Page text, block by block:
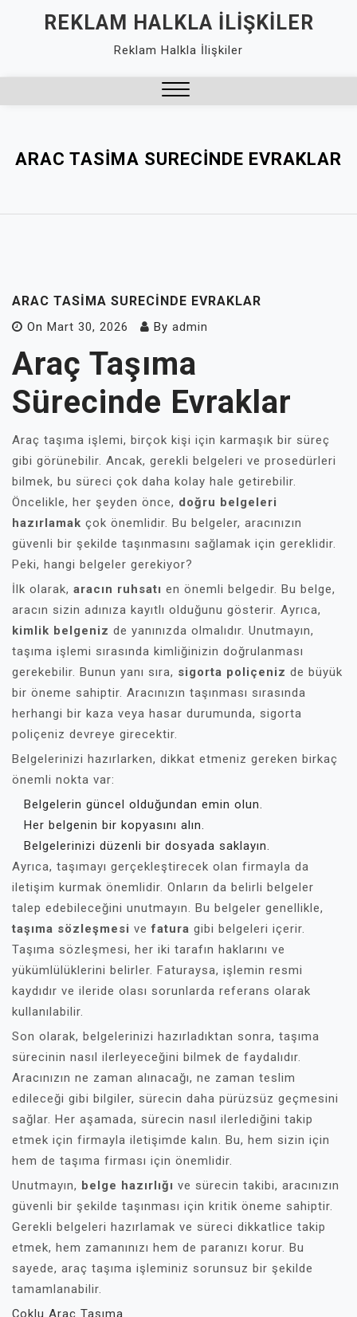
REKLAM HALKLA İLIŞKILER
Reklam Halkla İlişkiler
ARAC TASIMA SURECINDE EVRAKLAR
ARAC TASIMA SURECINDE EVRAKLAR
On Mart 30, 2026 By admin
Araç Taşıma
Sürecinde Evraklar
Araç taşıma işlemi, birçok kişi için karmaşık bir süreç
gibi görünebilir. Ancak, gerekli belgeleri ve prosedürleri
bilmek, bu süreci çok daha kolay hale getirebilir.
Öncelikle, her şeyden önce, doğru belgeleri
hazırlamak çok önemlidir. Bu belgeler, aracınızın
güvenli bir şekilde taşınmasını sağlamak için gereklidir.
Peki, hangi belgeler gerekiyor?
İlk olarak, aracın ruhsatı en önemli belgedir. Bu belge,
aracın sizin adınıza kayıtlı olduğunu gösterir. Ayrıca,
kimlik belgeniz de yanınızda olmalıdır. Unutmayın,
taşıma işlemi sırasında kimliğinizin doğrulanması
gerekebilir. Bunun yanı sıra, sigorta poliçeniz de büyük
bir öneme sahiptir. Aracınızın taşınması sırasında
herhangi bir kaza veya hasar durumunda, sigorta
poliçeniz devreye girecektir.
Belgelerinizi hazırlarken, dikkat etmeniz gereken birkaç
önemli nokta var:
Belgelerin güncel olduğundan emin olun.
Her belgenin bir kopyasını alın.
Belgelerinizi düzenli bir dosyada saklayın.
Ayrıca, taşımayı gerçekleştirecek olan firmayla da
iletişim kurmak önemlidir. Onların da belirli belgeler
talep edebileceğini unutmayın. Bu belgeler genellikle,
taşıma sözleşmesi vefatura gibi belgeleri içerir.
Taşıma sözleşmesi, her iki tarafın haklarını ve
yükümlülüklerini belirler. Faturaysa, işlemin resmi
kaydıdır ve ileride olası sorunlarda referans olarak
kullanılabilir.
Son olarak, belgelerinizi hazırladıktan sonra, taşıma
sürecinin nasıl ilerleyeceğini bilmek de faydalıdır.
Aracınızın ne zaman alınacağı, ne zaman teslim
edileceği gibi bilgiler, sürecin daha pürüzsüz geçmesini
sağlar. Her aşamada, sürecin nasıl ilerlediğini takip
etmek için firmayla iletişimde kalın. Bu, hem sizin için
hem de taşıma firması için önemlidir.
Unutmayın, belge hazırlığı ve sürecin takibi, aracınızın
güvenli bir şekilde taşınması için kritik öneme sahiptir.
Gerekli belgeleri hazırlamak ve süreci dikkatlice takip
etmek, hem zamanınızı hem de paranızı korur. Bu
sayede, araç taşıma işleminiz sorunsuz bir şekilde
tamamlanabilir.
Çoklu Araç Taşıma